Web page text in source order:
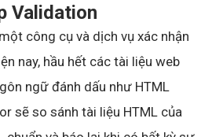
Validation
công cụ và dịch vụ xác nhận
nay, hầu hết các tài liệu web
ngữ đánh dấu như HTML
sẽ so sánh tài liệu HTML của